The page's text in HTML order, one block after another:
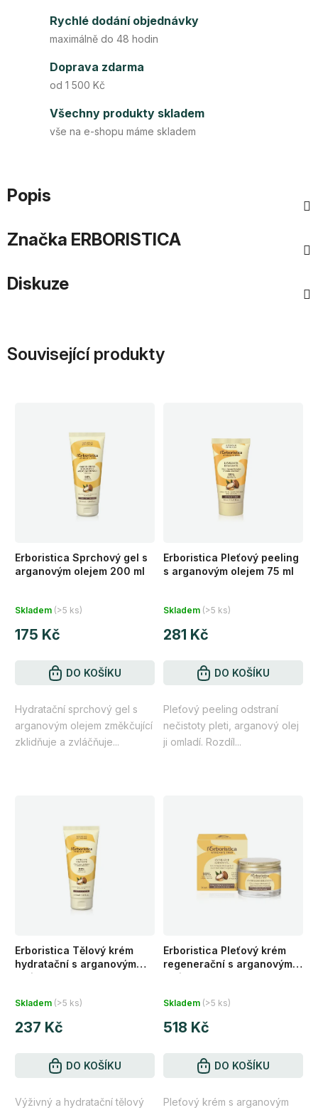
Rychlé dodání objednávky
maximálně do 48 hodin
Doprava zdarma
od 1 500 Kč
Všechny produkty skladem
vše na e-shopu máme skladem
Popis
Značka ERBORISTICA
Diskuze
Související produkty
Erboristica Sprchový gel s
arganovým olejem 200 ml
hodnocení
produktu
5
hvězdiček.
Skladem (>5 ks)
175 Kč
DO KOŠÍKU
Hydratační sprchový gel s
arganovým olejem změkčující
zklidňuje a zvláčňuje...
Erboristica Pleťový peeling
s arganovým olejem 75 ml
hodnocení
produktu
5
hvězdiček.
Skladem (>5 ks)
281 Kč
DO KOŠÍKU
Pleťový peeling odstraní
nečistoty pleti, arganový olej
ji omladí. Rozdíl...
Erboristica Tělový krém
hydratační s arganovým
olejem 200 ml
hodnocení
produktu
5
Skladem (>5 ks)
237 Kč
DO KOŠÍKU
Výživný a hydratační tělový
Erboristica Pleťový krém
regenerační s arganovým
olejem 50 ml
hodnocení
produktu
5
Skladem (>5 ks)
518 Kč
DO KOŠÍKU
Pleťový krém s arganovým